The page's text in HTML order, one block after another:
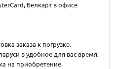
Белкарт в офисе
заказа к погрузке.
в удобное для вас время.
на приобретение.